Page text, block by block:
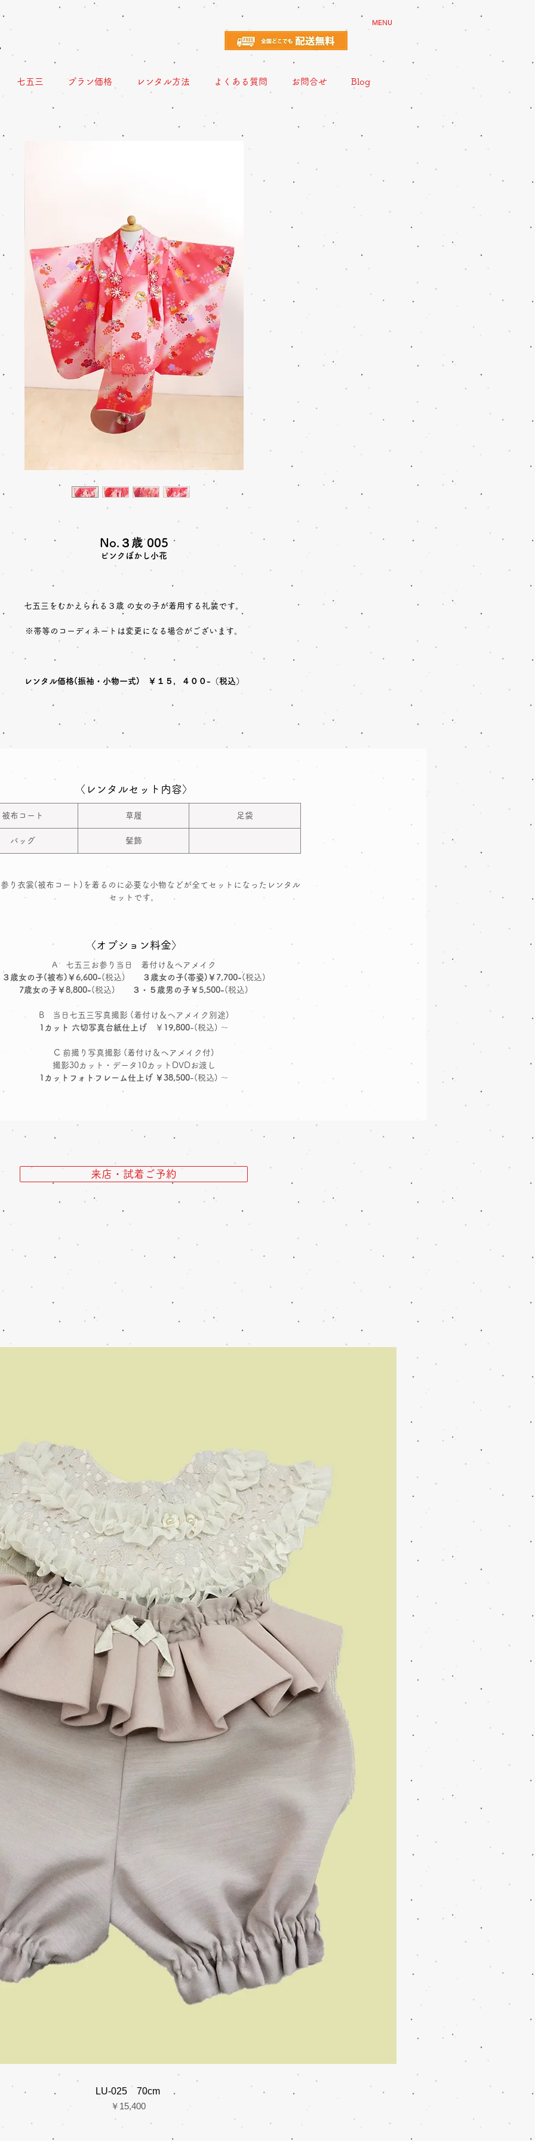
MENU
七五三 プラン価格 レンタル方法 よくある質問 お問合せ Blog
No.３歳 005
ピンクぼかし小花
七五三をむかえられる３歳 の女の子が着用する礼装です。
※帯等のコーディネートは変更になる場合がございます。
レンタル価格(振袖・小物一式) ￥１５，４００-（税込）
〈レンタルセット内容〉
被布コート 草履 足袋
バッグ 髪飾
り衣裳(被布コート)を着るのに必要な小物などが全てセットになったレンタル
セットです。
〈オプション料金〉
A 七五三お参り当日 着付け＆ヘアメイク
３歳女の子(被布)￥6,600-(税込) ３歳女の子(帯姿)￥7,700-(税込)
7歳女の子￥8,800-(税込) ３・５歳男の子￥5,500-(税込)
B 当日七五三写真撮影 (着付け＆ヘアメイク別途)
1カット 六切写真台紙仕上げ
￥ 19,800-(税込) ～
C 前撮り写真撮影 (着付け＆ヘアメイク付)
撮影30カット・データ10カットDVDお渡し
1カットフォトフレーム仕上げ ￥38,500-(税込) ～
来店・試着ご予約
LU-025 70cm
価格
￥15,400